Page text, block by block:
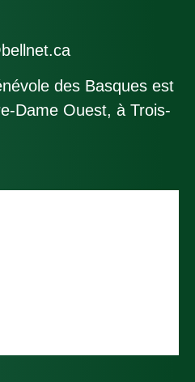
des Basques est
Dame Ouest, à Trois-